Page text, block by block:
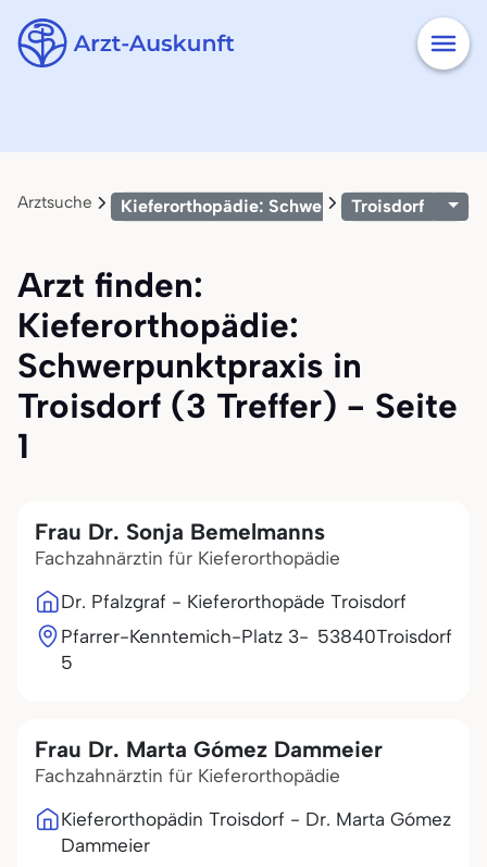
Arztsuche Kieferorthopädie: Schwerpunktpraxis
Troisdorf
Arzt finden:
Kieferorthopädie:
Schwerpunktpraxis in
Troisdorf (3 Treffer) - Seite
1
Frau Dr. Sonja Bemelmanns
Fachzahnärztin für Kieferorthopädie
Dr. Pfalzgraf - Kieferorthopäde Troisdorf
Pfarrer-Kenntemich-Platz 3-
5
53840Troisdorf
Frau Dr. Marta Gómez Dammeier
Fachzahnärztin für Kieferorthopädie
Kieferorthopädin Troisdorf - Dr. Marta Gómez
Dammeier